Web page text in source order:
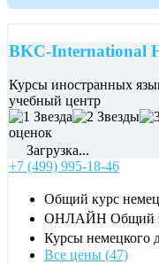
BKC-International
Курсы иностранных
учебный центр
оценок
Загрузка...
+7 (499) 995-18-46
Общий курс
ОНЛАЙН Общий
Курсы немецкого
Все цены (47)